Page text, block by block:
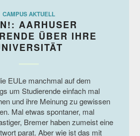
CAMPUS AKTUELL
AARHUSER
ÜBER IHRE
EULe manchmal auf dem
um Studierende einfach mal
und ihre Meinung zu gewissen
Mal etwas spontaner, mal
Bremer haben zumeist eine
parat. Aber wie ist das mit